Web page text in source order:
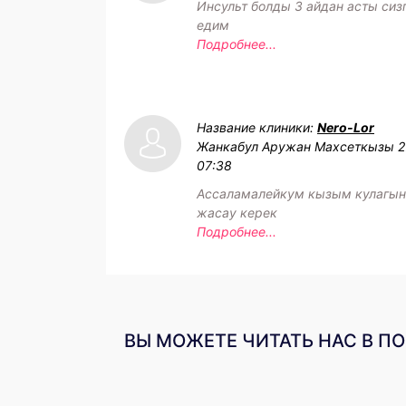
Инсульт болды 3 айдан асты
едим
Подробнее...
Название клиники: Nero-Lor
Жанкабул Аружан Махсеткызы
07:38
Ассаламалейкум кызым
жасау керек
Подробнее...
ВЫ МОЖЕТЕ ЧИТАТЬ НАС В